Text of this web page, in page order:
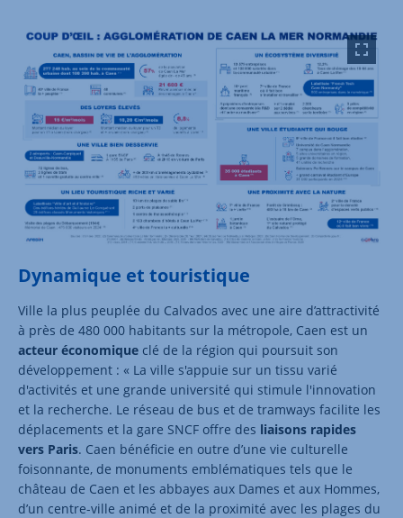
Dynamique et touristique
Ville la plus peuplée du Calvados avec une aire d’attractivité
à près de 480 000 habitants sur la métropole, Caen est un
acteur économique clé de la région qui poursuit son
développement : « La ville s'appuie sur un tissu varié
d'activités et une grande université qui stimule l'innovation
et la recherche. Le réseau de bus et de tramways facilite les
déplacements et la gare SNCF offre des liaisons rapides
vers Paris. Caen bénéficie en outre d’une vie culturelle
foisonnante, de monuments emblématiques tels que le
château de Caen et les abbayes aux Dames et aux Hommes,
d’un centre-ville animé et de la proximité avec les plages du